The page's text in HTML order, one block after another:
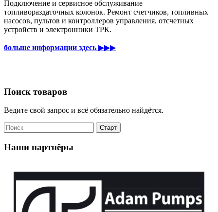
Подключение и сервисное обслуживание
топливораздаточных колонок. Ремонт счетчиков, топливных
насосов, пультов и контроллеров управления, отсчетных
устройств и электронники ТРК.
больше информации здесь ▶▶▶
Поиск товаров
Ведите свой запрос и всё обязательно найдётся.
Наши партнёры